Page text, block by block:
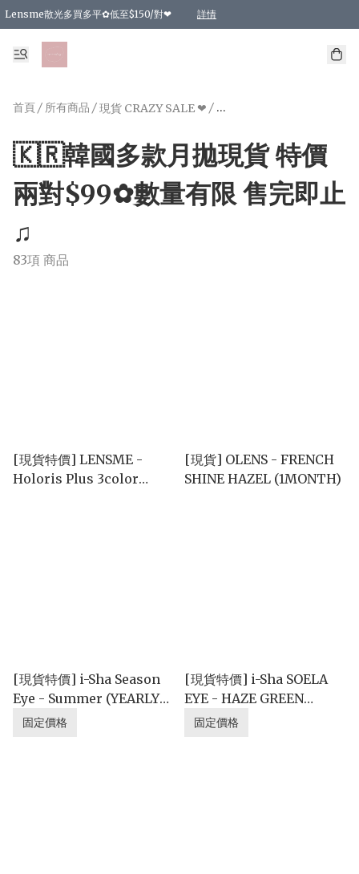
Lensme散光多買多平✿低至$150/對❤ 詳情
台灣Karacon⁩✧日拋 特價清貨❁⃘
日本韓國多款日/月拋現貨☼ 特價❤︎數量有限 售完即止
🇰🇷韓國多款月拋現貨 特價兩對$99✿數量有限 售完即止♫
精選商品，任選買2件或以上9 折；買4件或以上85 折；買6件或以上8 折
精選商品，任選買2件HKD 140.00；買4件HKD 260.00
精選商品，任選買2件HKD 190.00；買4件HKD 360.00
精選商品，任選買2件HKD 110.00；買4件HKD 180.00
精選商品，任選買2件HKD 170.00；買4件HKD 320.00
精選商品，任選買2件或以上減HKD 148.00
精選商品，任選買2件或以上減HKD 148.00
精選商品，任選買2件或以上95 折；買4件或以上9 折；買6件或以上85 折；買8件
精選商品，任選買12件或以上87 折
精選商品，任選買2件或以上減HKD 16.00；買4件或以上減HKD 32.00；買6
精選商品，任選買2件或以上95 折；買4件或以上9 折；買8件或以上85 折；買12
購物滿 HKD 800.00即享免運費優惠！（適用於 特定的送貨方式 )
首頁/ 所有商品 /現貨 CRAZY SALE ❤ /
🇰🇷韓國多款月拋現貨 特價
兩對$99✿數量有限 售完即止
♫
83項 商品
[現貨特價] LENSME -
Holoris Plus 3color
[現貨] OLENS - FRENCH
SHINE HAZEL (1MONTH)
[現貨特價] i-Sha Season
Eye - Summer (YEARLY|
單片)
固定價格
[現貨特價] i-Sha SOELA
EYE - HAZE GREEN
(YEARLY|單片)
固定價格